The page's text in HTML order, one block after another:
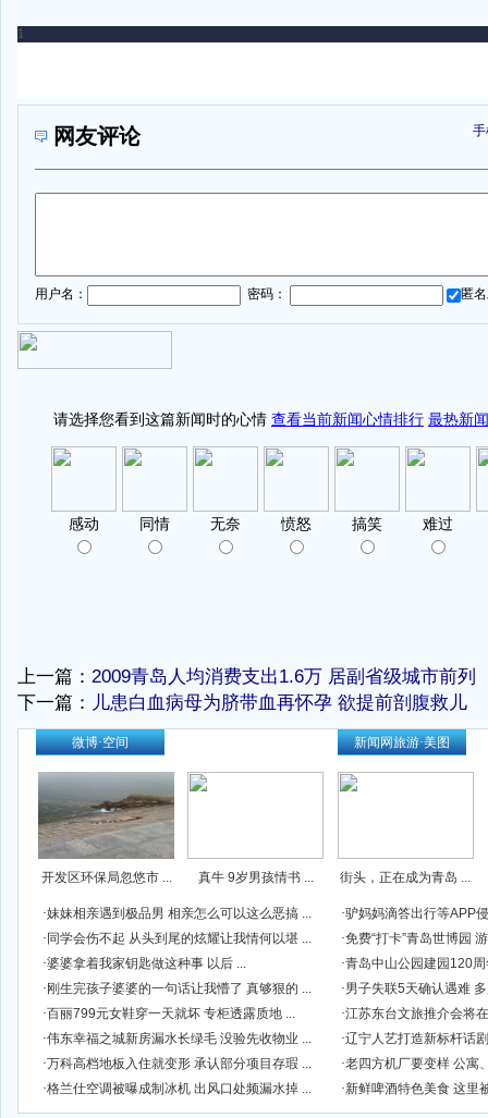
网友评论
用户名： 密码： 匿
上一篇： 2009青岛人均消费支出1.6万 居副省级城市前列
下一篇： 儿患白血病母为脐带血再怀孕 欲提前剖腹救儿